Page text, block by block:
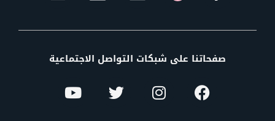
صفحاتنا على شبكات التواصل الاجتماعية